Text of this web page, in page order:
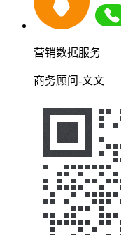
营销数据服务
商务顾问-文文